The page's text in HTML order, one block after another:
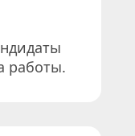
работы.